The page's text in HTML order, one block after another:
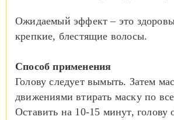
Ожидаемый эффект – это
крепкие, блестящие волосы.
Способ применения
Голову следует вымыть. Затем
движениями втирать маску по
Оставить на 10-15 минут, голову